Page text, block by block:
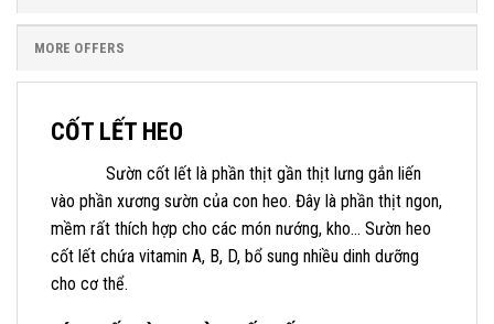
MORE OFFERS
CỐT LẾT HEO
Sườn cốt lết là phần thịt gần thịt lưng gắn liến
vào phần xương sườn của con heo. Đây là phần thịt ngon,
mềm rất thích hợp cho các món nướng, kho… Sườn heo
cốt lết chứa vitamin A, B, D, bổ sung nhiều dinh dưỡng
cho cơ thể.